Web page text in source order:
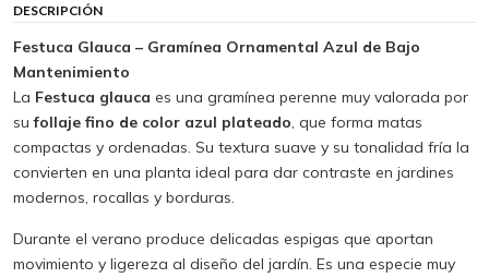
DESCRIPCIÓN
Festuca Glauca – Gramínea Ornamental Azul de Bajo
Mantenimiento
La Festuca glauca es una gramínea perenne muy valorada por
sufollaje fino de color azul plateado , que forma matas
compactas y ordenadas. Su textura suave y su tonalidad fría la
convierten en una planta ideal para dar contraste en jardines
modernos, rocallas y borduras.
Durante el verano produce delicadas espigas que aportan
movimiento y ligereza al diseño del jardín. Es una especie muy